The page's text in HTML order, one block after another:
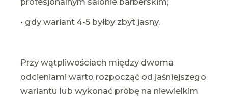
• gdy wariant 4-5 byłby zbyt jasny.
Przy wątpliwościach między dwoma
odcieniami warto rozpocząć od jaśniejszego
wariantu lub wykonać próbę na niewielkim